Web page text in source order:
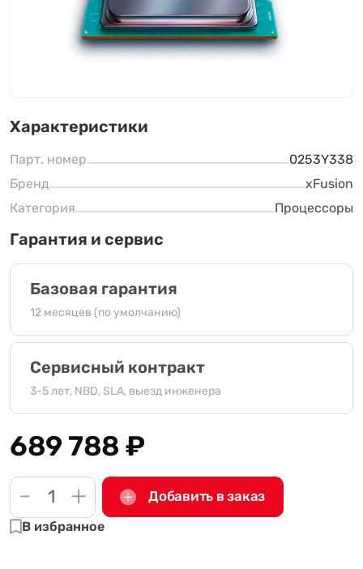
Характеристики
Парт. номер
0253Y338
Бренд
xFusion
Категория
Процессоры
Гарантия и сервис
Базовая гарантия
12 месяцев (по умолчанию)
Сервисный контракт
3-5 лет, NBD, SLA, выезд инженера
689 788₽
- + Добавить в заказ
В избранное